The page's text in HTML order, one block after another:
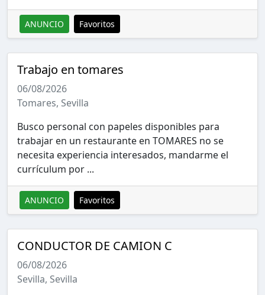
ANUNCIO Favoritos
Trabajo en tomares
06/08/2026
Tomares, Sevilla
Busco personal con papeles disponibles para
trabajar en un restaurante en TOMARES no se
necesita experiencia interesados, mandarme el
currículum por ...
ANUNCIO Favoritos
CONDUCTOR DE CAMION C
06/08/2026
Sevilla, Sevilla